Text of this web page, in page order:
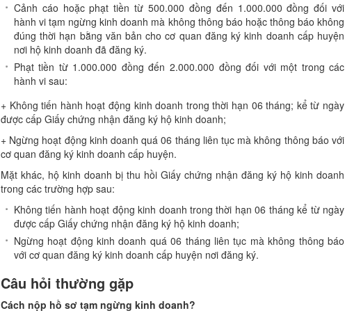
Cảnh cáo hoặc phạt tiền từ 500.000 đồng đến 1.000.000 đồng đối với
hành vi tạm ngừng kinh doanh mà không thông báo hoặc thông báo không
đúng thời hạn bằng văn bản cho cơ quan đăng ký kinh doanh cấp huyện
nơi hộ kinh doanh đã đăng ký.
Phạt tiền từ 1.000.000 đồng đến 2.000.000 đồng đối với một trong các
hành vi sau:
+ Không tiến hành hoạt động kinh doanh trong thời hạn 06 tháng; kể từ ngày
được cấp Giấy chứng nhận đăng ký hộ kinh doanh;
+ Ngừng hoạt động kinh doanh quá 06 tháng liên tục mà không thông báo với
cơ quan đăng ký kinh doanh cấp huyện.
Mặt khác, hộ kinh doanh bị thu hồi Giấy chứng nhận đăng ký hộ kinh doanh
trong các trường hợp sau:
Không tiến hành hoạt động kinh doanh trong thời hạn 06 tháng kể từ ngày
được cấp Giấy chứng nhận đăng ký hộ kinh doanh;
Ngừng hoạt động kinh doanh quá 06 tháng liên tục mà không thông báo
với cơ quan đăng ký kinh doanh cấp huyện nơi đăng ký.
Câu hỏi thường gặp
Cách nộp hồ sơ tạm ngừng kinh doanh?